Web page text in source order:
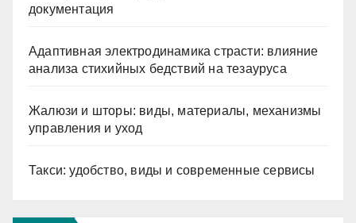
документация
Адаптивная электродинамика страсти: влияние
анализа стихийных бедствий на тезауруса
Жалюзи и шторы: виды, материалы, механизмы
управления и уход
Такси: удобство, виды и современные сервисы